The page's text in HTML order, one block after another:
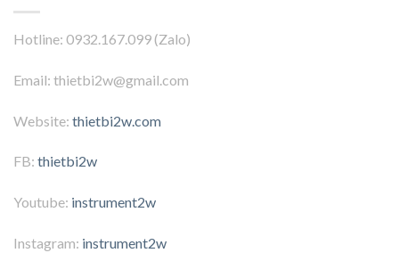
Hotline: 0932.167.099 (Zalo)
Email: thietbi2w@gmail.com
Website: thietbi2w.com
FB: thietbi2w
Youtube: instrument2w
Instagram: instrument2w